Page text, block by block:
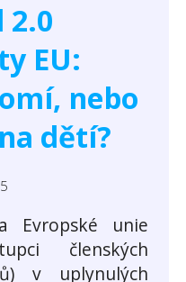
2.0
EU:
nebo
dětí?
Evropské unie
členských
v uplynulých